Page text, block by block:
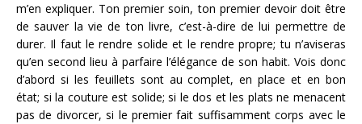
m’en expliquer. Ton premier soin, ton premier devoir doit être
de sauver la vie de ton livre, c’est-à-dire de lui permettre de
durer. Il faut le rendre solide et le rendre propre; tu n’aviseras
qu’en second lieu à parfaire l’élégance de son habit. Vois donc
d’abord si les feuillets sont au complet, en place et en bon
état; si la couture est solide; si le dos et les plats ne menacent
pas de divorcer, si le premier fait suffisamment corps avec le